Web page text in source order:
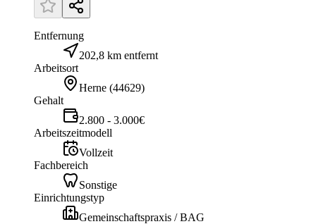
Entfernung
202,8 km entfernt
Arbeitsort
Herne (44629)
Gehalt
2.800 - 3.000€
Arbeitszeitmodell
Vollzeit
Fachbereich
Sonstige
Einrichtungstyp
Gemeinschaftspraxis / BAG